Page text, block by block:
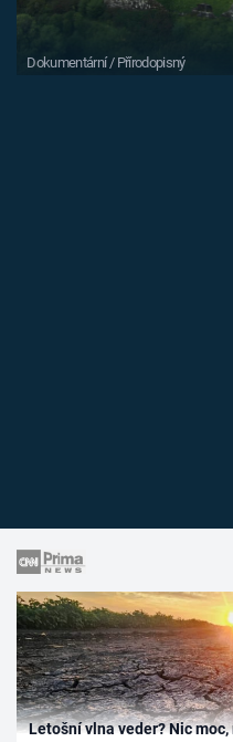
Dokumentární / Přírodopisný
Letošní vlna veder? Nic